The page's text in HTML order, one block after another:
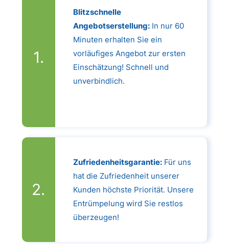
Blitzschnelle
Angebotserstellung:In nur 60
Minuten erhalten Sie ein
vorläufiges Angebot zur ersten
Einschätzung! Schnell und
unverbindlich.
Zufriedenheitsgarantie:Für uns
hat die Zufriedenheit unserer
Kunden höchste Priorität. Unsere
Entrümpelung wird Sie restlos
überzeugen!